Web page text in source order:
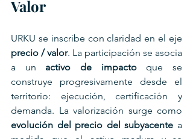
Valor
precio / valor. La participación se asocia
a un activo de impacto que se
construye progresivamente desde el
territorio: ejecución, certificación y
evolución del precio del subyacente a